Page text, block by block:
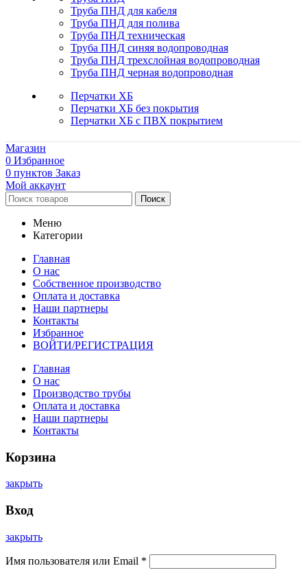
Труба ПНД для кабеля
Труба ПНД для полива
Труба ПНД техническая
Труба ПНД синяя водопроводная
Труба ПНД трехслойная водопроводная
Труба ПНД черная водопроводная
Перчатки ХБ
Перчатки ХБ без покрытия
Перчатки ХБ с ПВХ покрытием
Магазин
0 Избранное
0 пунктов Заказ
Мой аккаунт
Поиск
Меню
Категории
Главная
О нас
Собственное производство
Оплата и доставка
Наши партнеры
Контакты
Избранное
ВОЙТИ/РЕГИСТРАЦИЯ
Главная
О нас
Производство трубы
Оплата и доставка
Наши партнеры
Контакты
Корзина
закрыть
Вход
закрыть
Имя пользователя или Email *